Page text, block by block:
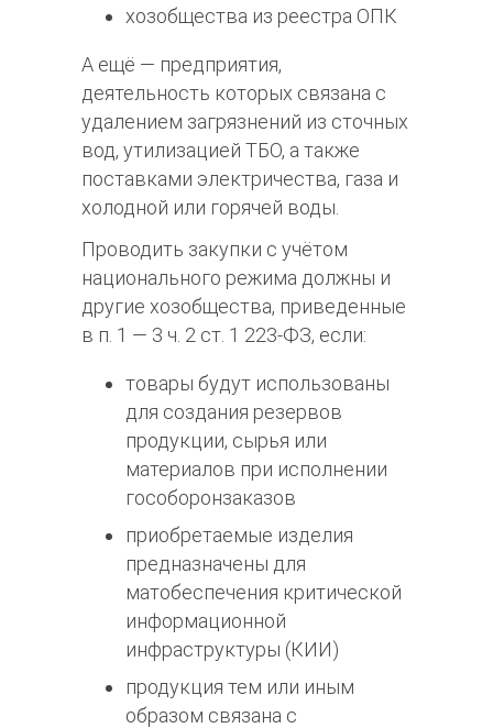
хозобщества из реестра ОПК
А ещё — предприятия,
деятельность которых связана с
удалением загрязнений из сточных
вод, утилизацией ТБО, а также
поставками электричества, газа и
холодной или горячей воды.
Проводить закупки с учётом
национального режима должны и
другие хозобщества, приведенные
в п. 1 — 3 ч. 2 ст. 1 223-ФЗ, если:
товары будут использованы
для создания резервов
продукции, сырья или
материалов при исполнении
гособоронзаказов
приобретаемые изделия
предназначены для
матобеспечения критической
информационной
инфраструктуры (КИИ)
продукция тем или иным
образом связана с